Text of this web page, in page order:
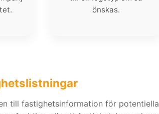
önskas.
till fastighetsinformation för potentiella